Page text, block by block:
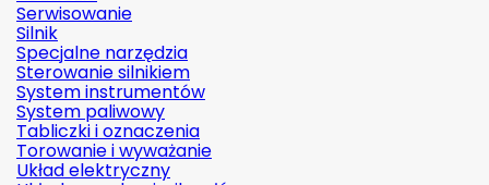
Serwisowanie
Silnik
Specjalne narzędzia
Sterowanie silnikiem
System instrumentów
System paliwowy
Tabliczki i oznaczenia
Torowanie i wyważanie
Układ elektryczny